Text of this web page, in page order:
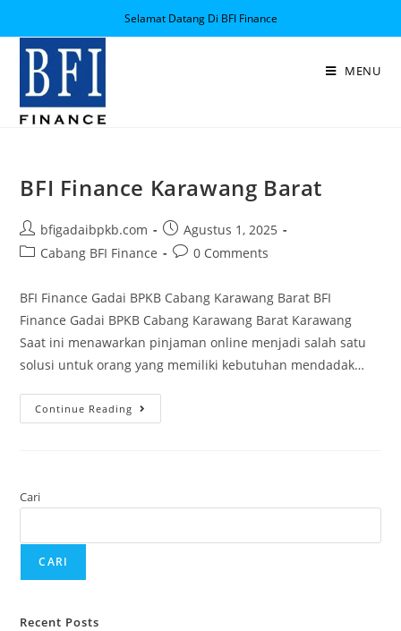
Selamat Datang Di BFI Finance
MENU
BFI Finance Karawang Barat
bfigadaibpkb.com
Agustus 1, 2025
Cabang BFI Finance
0 Comments
BFI Finance Gadai BPKB Cabang Karawang Barat BFI
Finance Gadai BPKB Cabang Karawang Barat Karawang
Saat ini menawarkan pinjaman online menjadi salah satu
solusi untuk orang yang memiliki kebutuhan mendadak…
Continue Reading
Cari
CARI
Recent Posts